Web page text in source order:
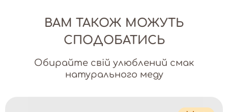
ВАМ ТАКОЖ МОЖУТЬ
СПОДОБАТИСЬ
Обирайте свій улюблений смак
натурального меду